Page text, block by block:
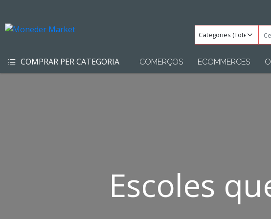
Categories
(Totes)
COMPRAR PER CATEGORIA COMERÇOS ECOMMERCES
Escoles